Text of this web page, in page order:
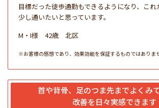
目標だった徒歩通勤もできるようになり、これ
少し通いたいと思っています。
M・I様 42歳 北区
※お客様の感想であり、効果効能を保証するものではありま
首や背骨、足のつま先までよくみて
改善を日々実感できます